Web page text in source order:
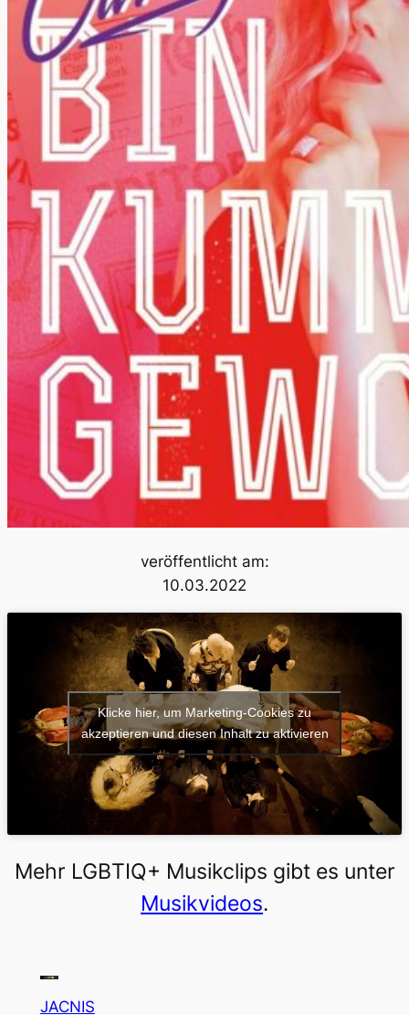
veröffentlicht am:
10.03.2022
Klicke hier, um Marketing-Cookies zu
akzeptieren und diesen Inhalt zu aktivieren
Mehr LGBTIQ+ Musikclips gibt es unter
Musikvideos.
JACNIS